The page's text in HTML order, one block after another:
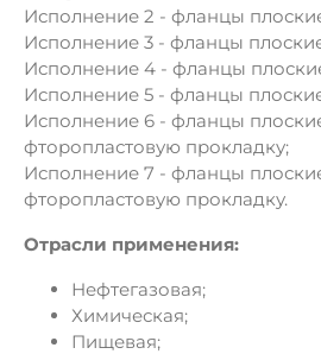
Исполнение 2 - фланцы
Исполнение 3 - фланцы
Исполнение 4 - фланцы
Исполнение 5 - фланцы
Исполнение 6 - фланцы
фторопластовую прокладку;
Исполнение 7 - фланцы
фторопластовую прокладку.
Отрасли применения:
Нефтегазовая;
Химическая;
Пищевая;